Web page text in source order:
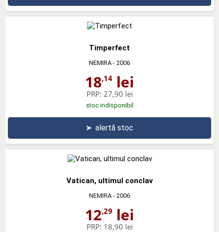
Timperfect
NEMIRA - 2006
18,14 lei
PRP: 27,90 lei
stoc indisponibil
➤ alertă stoc
Vatican, ultimul conclav
NEMIRA - 2006
12,29 lei
PRP: 18,90 lei